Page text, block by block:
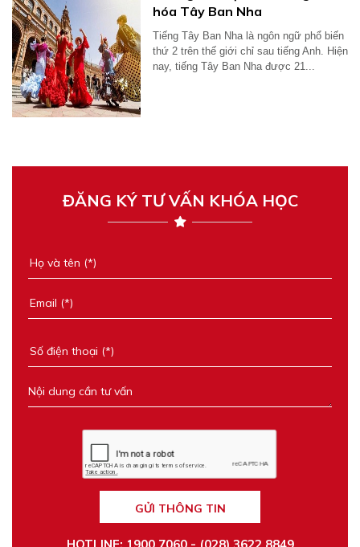
hóa Tây Ban Nha
Tiếng Tây Ban Nha là ngôn ngữ phổ biến
thứ 2 trên thế giới chỉ sau tiếng Anh. Hiện
nay, tiếng Tây Ban Nha được 21...
ĐĂNG KÝ TƯ VẤN KHÓA HỌC
GỬI THÔNG TIN